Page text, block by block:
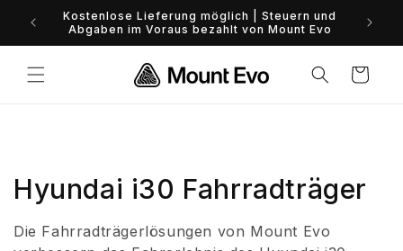
zum
Kostenlose Lieferung möglich | Steuern und
Abgaben im Voraus bezahlt von Mount Evo
0%-
Warenkorb
K
a
Hyundai i30 Fahrradträger
Die Fahrradträgerlösungen von Mount Evo